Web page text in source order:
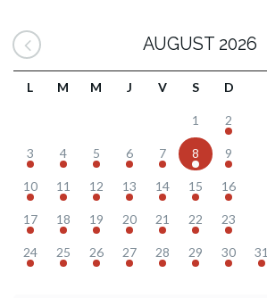
AUGUST 2026
L M M J V S D
1 2
3 4 5 6 7 8 9
10 11 12 13 14 15 16
17 18 19 20 21 22 23
24 25 26 27 28 29 30 31